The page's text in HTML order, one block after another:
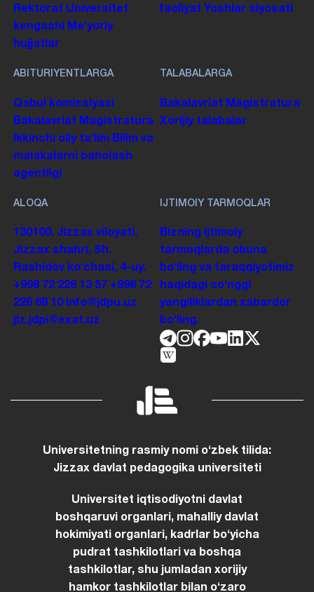
Rektorat Universitet
kengashi Me'yoriy
hujjatlar
faoliyat Yoshlar siyosati
ABITURIYENTLARGA
Qabul komissiyasi
Bakalavriat Magistratura
Ikkinchi oliy taʼlim Bilim va
malakalarni baholash
agentligi
TALABALARGA
Bakalavriat Magistratura
Xorijiy talabalar
ALOQA
130100. Jizzax viloyati,
Jizzax shahri, Sh.
Rashidov koʻchasi, 4-uy.
+998 72 226 13 57 +998 72
226 68 10
info@jdpu.uz
jiz.jdpi@exat.uz
IJTIMOIY TARMOQLAR
Bizning ijtimoiy
tarmoqlarda obuna
boʻling va taraqqiyotimiz
haqidagi soʻnggi
yangiliklardan xabardor
boʻling.
Universitetning rasmiy nomi oʻzbek tilida:
Jizzax davlat pedagogika universiteti
Universitet iqtisodiyotni davlat
boshqaruvi organlari, mahalliy davlat
hokimiyati organlari, kadrlar boʻyicha
pudrat tashkilotlari va boshqa
tashkilotlar, shu jumladan xorijiy
hamkor tashkilotlar bilan oʻzaro